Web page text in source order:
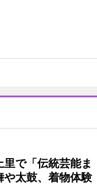
で「伝統芸能ま
太鼓、着物体験